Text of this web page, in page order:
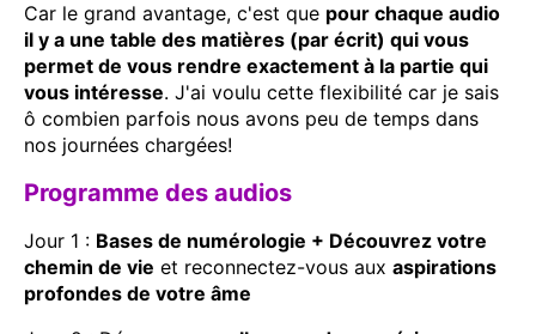
Car le grand avantage, c'est que pour chaque audio
il y a une table des matières (par écrit) qui vous
permet de vous rendre exactement à la partie qui
vous intéresse. J'ai voulu cette flexibilité car je sais
ô combien parfois nous avons peu de temps dans
nos journées chargées!
Programme des audios
Jour 1 : Bases de numérologie + Découvrez votre
chemin de vie et reconnectez-vous aux aspirations
profondes de votre âme